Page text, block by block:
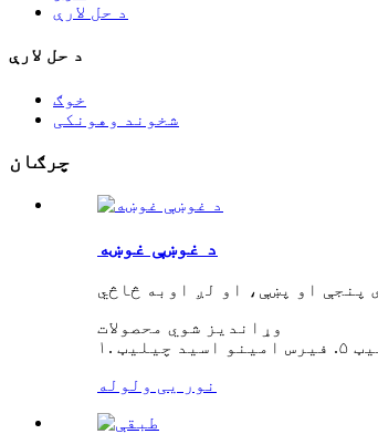
د حل لارې
د حل لارې
خوګ
شخوند وهونکی
چرګان
د غوښې غوښه
وړاندیز شوي محصولات
نور یی ولوله